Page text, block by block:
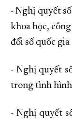
- Nghị quyết
khoa học,
đổi số quốc
- Nghị quyết
trong tình hình
- Nghị quyết